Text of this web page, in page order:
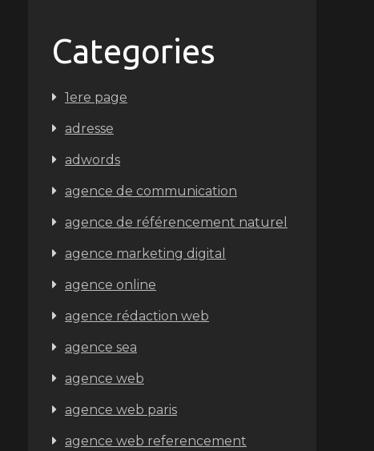
Categories
1ere page
adresse
adwords
agence de communication
agence de référencement naturel
agence marketing digital
agence online
agence rédaction web
agence sea
agence web
agence web paris
agence web referencement